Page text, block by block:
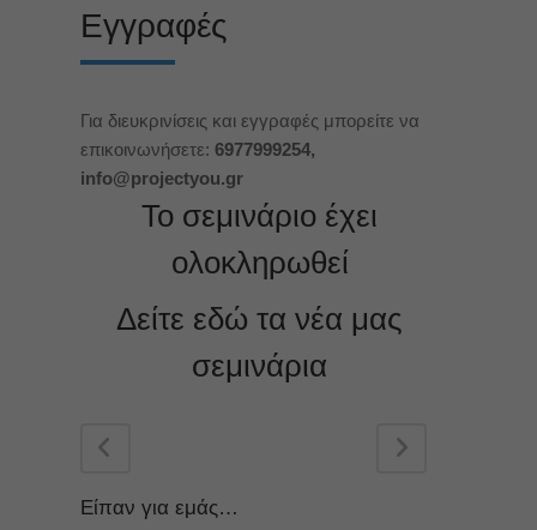
Εγγραφές
Για διευκρινίσεις και εγγραφές μπορείτε να
επικοινωνήσετε: 6977999254,
info@projectyou.gr
Το σεμινάριο έχει
ολοκληρωθεί
Δείτε εδώ τα νέα μας
σεμινάρια
Είπαν για εμάς…